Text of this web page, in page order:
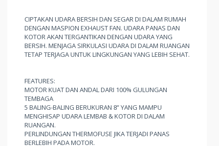
CIPTAKAN UDARA BERSIH DAN SEGAR DI DALAM RUMAH
DENGAN MASPION EXHAUST FAN. UDARA PANAS DAN
KOTOR AKAN TERGANTIKAN DENGAN UDARA YANG
BERSIH. MENJAGA SIRKULASI UDARA DI DALAM RUANGAN
TETAP TERJAGA UNTUK LINGKUNGAN YANG LEBIH SEHAT.
FEATURES:
MOTOR KUAT DAN ANDAL DARI 100% GULUNGAN
TEMBAGA
5 BALING-BALING BERUKURAN 8” YANG MAMPU
MENGHISAP UDARA LEMBAB & KOTOR DI DALAM
RUANGAN.
PERLINDUNGAN THERMOFUSE JIKA TERJADI PANAS
BERLEBIH PADA MOTOR.